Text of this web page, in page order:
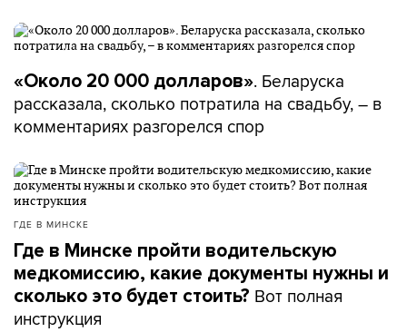
«Около 20 000 долларов». Беларуска
рассказала, сколько потратила на свадьбу, – в
комментариях разгорелся спор
ГДЕ В МИНСКЕ
Где в Минске пройти водительскую
медкомиссию, какие документы нужны и
сколько это будет стоить? Вот полная
инструкция